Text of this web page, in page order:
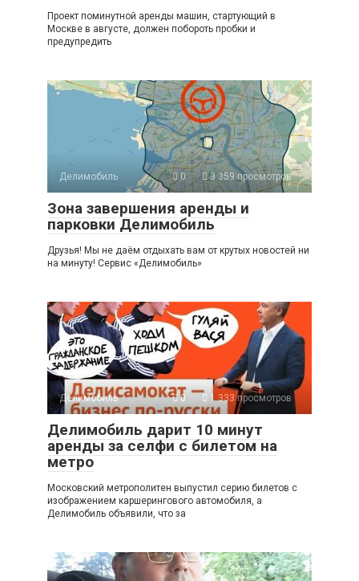
Проект поминутной аренды машин, стартующий в
Москве в августе, должен побороть пробки и
предупредить
Делимобиль 0 3 359 просмотров
Зона завершения аренды и
парковки Делимобиль
Друзья! Мы не даём отдыхать вам от крутых новостей ни
на минуту! Сервис «Делимобиль»
Делимобиль 0 1 333 просмотров
Делимобиль дарит 10 минут
аренды за селфи с билетом на
метро
Московский метрополитен выпустил серию билетов с
изображением каршерингового автомобиля, а
Делимобиль объявили, что за